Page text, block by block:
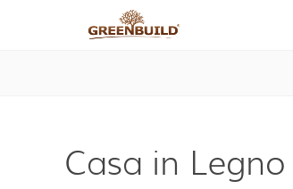
Casa in